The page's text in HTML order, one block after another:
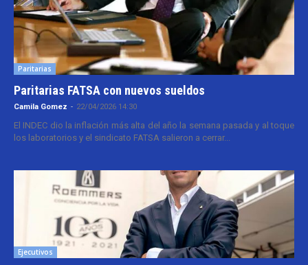
Paritarias
Paritarias FATSA con nuevos sueldos
Camila Gomez - 22/04/2026 14:30
El INDEC dio la inflación más alta del año la semana pasada y al toque
los laboratorios y el sindicato FATSA salieron a cerrar...
Ejecutivos